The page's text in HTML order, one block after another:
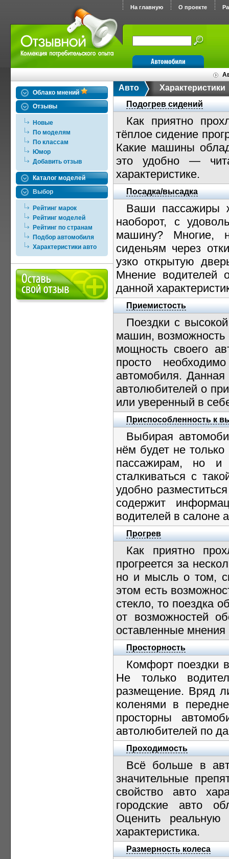
На главную О проекте
Облако мнений
Отзывы
Новые
По моделям
По классам
Юмор
Добавить отзыв
Каталог моделей
Выбор
Рейтинг марок
Рейтинг моделей
Рейтинг по странам
Подбор автомобиля
Характеристики авто
Авто
Характеристики
Подогрев сидений
Как приятно
тёплое сидение
Какие машины
это удобно —
характеристике.
Посадка/высадка
Ваши пассажиры
наоборот, с
машину? Многие,
сиденьям через
узко открытую
Мнение водителей
данной
Приемистость
Поездки с
машин, возможность
мощность своего
просто
автомобиля. Данная
автолюбителей о
или уверенный в
Приспособленность к
Выбирая
нём будет не
пассажирам, но и
сталкиваться с
удобно
содержит
водителей в салоне
Прогрев
Как приятно
прогреется за
но и мысль о том,
этом есть
стекло, то поездка
от возможностей
оставленные мнения
Просторность
Комфорт поездки
Не только
размещение. Вряд
коленями в
просторны
автолюбителей по
Проходимость
Всё больше в
значительные
свойство авто
городские авто
Оценить реальную
характеристика.
Размерность колеса